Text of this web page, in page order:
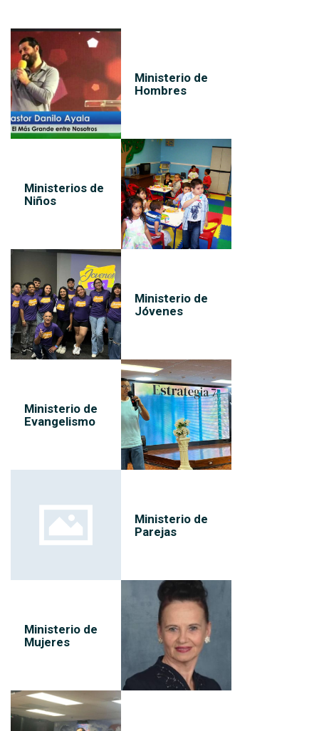
Ministerio de
Hombres
Ministerios de
Niños
Ministerio de
Jóvenes
Ministerio de
Evangelismo
Ministerio de
Parejas
Ministerio de
Mujeres